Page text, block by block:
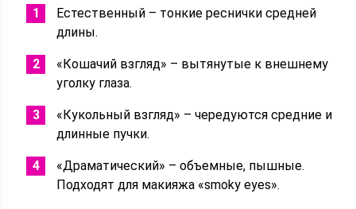
Естественный – тонкие реснички средней
длины.
«Кошачий взгляд» – вытянутые к внешнему
уголку глаза.
«Кукольный взгляд» – чередуются средние и
длинные пучки.
«Драматический» – объемные, пышные.
Подходят для макияжа «smoky eyes».